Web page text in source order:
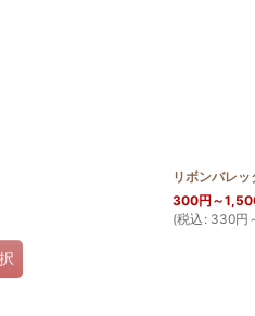
リボンバレッ
300円 ～
(税込 : 330円